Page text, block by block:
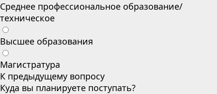
Среднее профессиональное образование/
техническое
Высшее образования
Магистратура
К предыдущему вопросу
Куда вы планируете поступать?